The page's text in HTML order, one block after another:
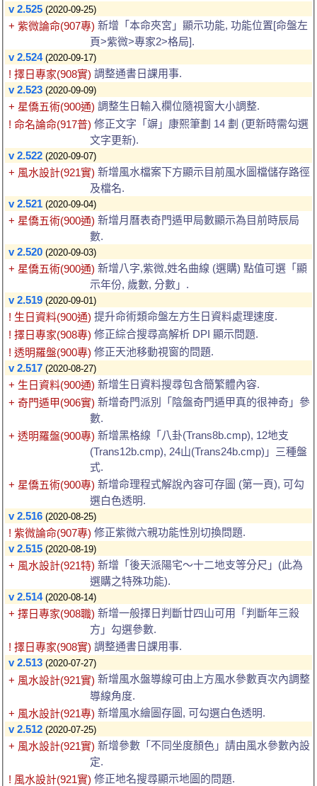
v 2.525 (2020-09-25)
+ 紫微論命(907專) 新增「本命夾宮」顯示功能, 功能位置[命盤左
頁>紫微>專家2>格局].
v 2.524 (2020-09-17)
! 擇日專家(908實) 調整通書日課用事.
v 2.523 (2020-09-09)
+ 星僑五術(900通) 調整生日輸入欄位隨視窗大小調整.
! 命名論命(917普) 修正文字「竮」康熙筆劃 14 劃 (更新時需勾選
文字更新).
v 2.522 (2020-09-07)
+ 風水設計(921實) 新增風水檔案下方顯示目前風水圖檔儲存路徑
及檔名.
v 2.521 (2020-09-04)
+ 星僑五術(900通) 新增月曆表奇門遁甲局數顯示為目前時辰局
數.
v 2.520 (2020-09-03)
+ 星僑五術(900通) 新增八字,紫微,姓名曲線 (選購) 點值可選「顯
示年份, 歲數, 分數」.
v 2.519 (2020-09-01)
! 生日資料(900通) 提升命術類命盤左方生日資料處理速度.
! 擇日專家(908專) 修正綜合搜尋高解析 DPI 顯示問題.
! 透明羅盤(900專) 修正天池移動視窗的問題.
v 2.517 (2020-08-27)
+ 生日資料(900通) 新增生日資料搜尋包含簡繁體內容.
+ 奇門遁甲(906實) 新增奇門派別「陰盤奇門遁甲真的很神奇」參
數.
+ 透明羅盤(900專) 新增黑格線「八卦(Trans8b.cmp), 12地支
(Trans12b.cmp), 24山(Trans24b.cmp)」三種盤
式.
+ 星僑五術(900專) 新增命理程式解說內容可存圖 (第一頁), 可勾
選白色透明.
v 2.516 (2020-08-25)
! 紫微論命(907專) 修正紫微六親功能性別切換問題.
v 2.515 (2020-08-19)
+ 風水設計(921特) 新增「後天派陽宅～十二地支等分尺」(此為
選購之特殊功能).
v 2.514 (2020-08-14)
+ 擇日專家(908職) 新增一般擇日判斷廿四山可用「判斷年三殺
方」勾選參數.
! 擇日專家(908實) 調整通書日課用事.
v 2.513 (2020-07-27)
+ 風水設計(921實) 新增風水盤導線可由上方風水參數頁次內調整
導線角度.
+ 風水設計(921專) 新增風水繪圖存圖, 可勾選白色透明.
v 2.512 (2020-07-25)
+ 風水設計(921實) 新增參數「不同坐度顏色」請由風水參數內設
定.
! 風水設計(921實) 修正地名搜尋顯示地圖的問題.